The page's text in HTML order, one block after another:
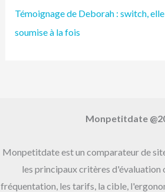
h
e
Témoignage de Deborah : switch,
soumise à la fois
Monpetitdate
Monpetitdate est un comparateur de
les principaux critères d'évaluation
fréquentation, les tarifs, la cible,